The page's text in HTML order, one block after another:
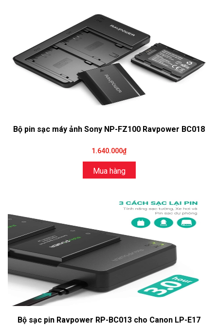
Bộ pin sạc máy ảnh Sony NP-FZ100 Ravpower BC018
1.640.000₫
Mua hàng
Bộ sạc pin Ravpower RP-BC013 cho Canon LP-E17